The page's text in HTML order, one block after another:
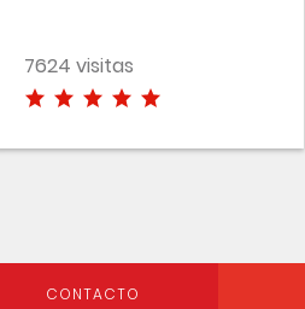
7624 visitas
CONTACTO